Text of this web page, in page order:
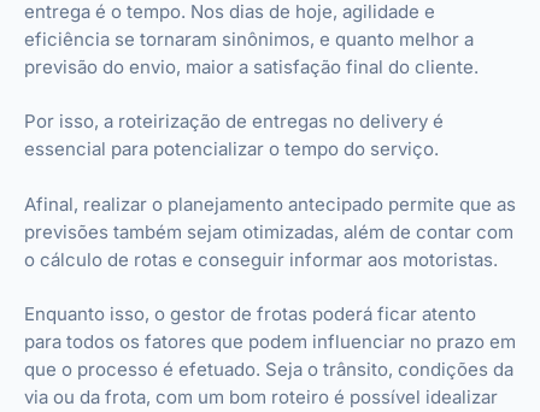
entrega é o tempo. Nos dias de hoje, agilidade e
eficiência se tornaram sinônimos, e quanto melhor a
previsão do envio, maior a satisfação final do cliente.
Por isso, a roteirização de entregas no delivery é
essencial para potencializar o tempo do serviço.
Afinal, realizar o planejamento antecipado permite que as
previsões também sejam otimizadas, além de contar com
o cálculo de rotas e conseguir informar aos motoristas.
Enquanto isso, o gestor de frotas poderá ficar atento
para todos os fatores que podem influenciar no prazo em
que o processo é efetuado. Seja o trânsito, condições da
via ou da frota, com um bom roteiro é possível idealizar